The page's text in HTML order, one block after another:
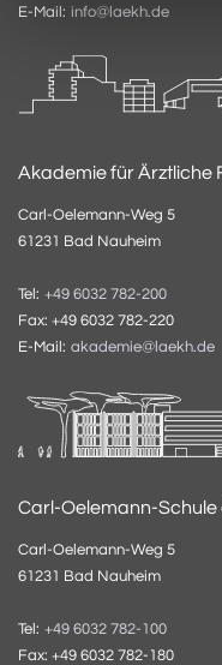
E-Mail: info@laekh.de
Akademie für Ärztliche
Carl-Oelemann-Weg 5
61231 Bad Nauheim
Tel: +49 6032 782-200
Fax: +49 6032 782-220
E-Mail: akademie@laekh.de
Carl-Oelemann-
Carl-Oelemann-Weg 5
61231 Bad Nauheim
Tel: +49 6032 782-100
Fax: +49 6032 782-180